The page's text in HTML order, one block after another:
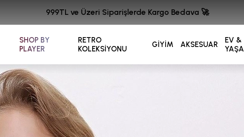
SHOP BY
PLAYER
RETRO
KOLEKSİYONU
GİYİM AKSESUAR
EV &
999TL ve Üzeri Siparişlerde Kargo Bedava 🚀